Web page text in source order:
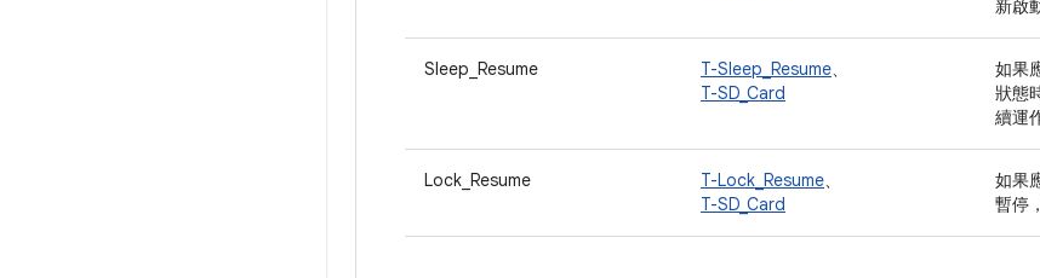
新啟
Sleep_Resume T-Sleep_Resume、
T-SD_Card
如果
狀態
續運
Lock_Resume T-Lock_Resume、
T-SD_Card
如果
暫停